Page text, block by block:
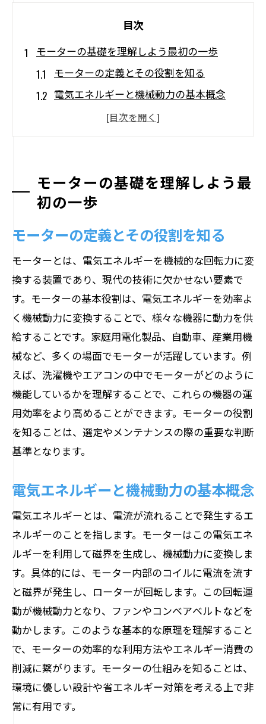
目次
モーターの基礎を理解しよう最初の一歩
モーターの定義とその役割を知る
電気エネルギーと機械動力の基本概念
歴史から見るモーターの進化
モーターの基本部品と構造
日常生活におけるモーターの具体例
ステーターとローターが織り成す電気エネル
ステーターとローターの役割とは
電磁誘導の原理とその応用
各部品の協働で生まれる動力
モーターの効率を左右する要因
モーターの回転運動のメカニズム
トラブルシューティング：ステーターと
ローター
意外と知らないモーターの最新技術トレンド
最新のモーター技術を追う
エネルギー効率を高める革新技術
モーターのデジタル化とその影響
産業界に革命をもたらす技術革新
未来を担う次世代モーター
日常生活に溶け込むモーターその恩恵を探る
家電製品に潜むモーターの役割
交通手段とモーターの関係性
モーターが実現する快適な生活
エコライフを支えるモーター技術
モーターを利用した趣味と活動
家庭でのモーター使用の安全性
モーターの仕組みを学ぶことで見えてくる新
たな視点
モーターの基礎を理解しよう最
初の一歩
モーターの定義とその役割を知る
モーターとは、電気エネルギーを機械的な回転力に変
換する装置であり、現代の技術に欠かせない要素で
す。モーターの基本役割は、電気エネルギーを効率よ
く機械動力に変換することで、様々な機器に動力を供
給することです。家庭用電化製品、自動車、産業用機
械など、多くの場面でモーターが活躍しています。例
えば、洗濯機やエアコンの中でモーターがどのように
機能しているかを理解することで、これらの機器の運
用効率をより高めることができます。モーターの役割
を知ることは、選定やメンテナンスの際の重要な判断
基準となります。
電気エネルギーと機械動力の基本概念
電気エネルギーとは、電流が流れることで発生するエ
ネルギーのことを指します。モーターはこの電気エネ
ルギーを利用して磁界を生成し、機械動力に変換しま
す。具体的には、モーター内部のコイルに電流を流す
と磁界が発生し、ローターが回転します。この回転運
動が機械動力となり、ファンやコンベアベルトなどを
動かします。このような基本的な原理を理解すること
で、モーターの効率的な利用方法やエネルギー消費の
削減に繋がります。モーターの仕組みを知ることは、
環境に優しい設計や省エネルギー対策を考える上で非
常に有用です。